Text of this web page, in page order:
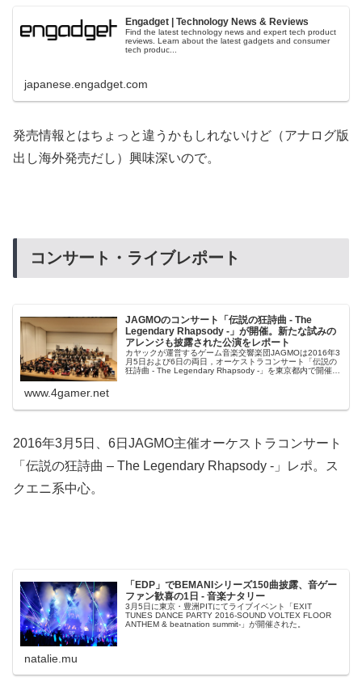
Engadget | Technology News & Reviews
Find the latest technology news and expert tech product
reviews. Learn about the latest gadgets and consumer
tech produc...
japanese.engadget.com
発売情報とはちょっと違うかもしれないけど（アナログ版
出し海外発売だし）興味深いので。
コンサート・ライブレポート
JAGMOのコンサート「伝説の狂詩曲 - The
Legendary Rhapsody -」が開催。新たな試みの
アレンジも披露された公演をレポート
カヤックが運営するゲーム音楽交響楽団JAGMOは2016年3
月5日および6日の両日，オーケストラコンサート「伝説の
狂詩曲 - The Legendary Rhapsody -」を東京都内で開催し
www.4gamer.net
2016年3月5日、6日JAGMO主催オーケストラコンサート
「伝説の狂詩曲 – The Legendary Rhapsody -」レポ。ス
クエニ系中心。
「EDP」でBEMANIシリーズ150曲披露、音ゲー
ファン歓喜の1日 - 音楽ナタリー
3月5日に東京・豊洲PITにてライブイベント「EXIT
TUNES DANCE PARTY 2016-SOUND VOLTEX FLOOR
ANTHEM & beatnation summit-」が開催された。
natalie.mu